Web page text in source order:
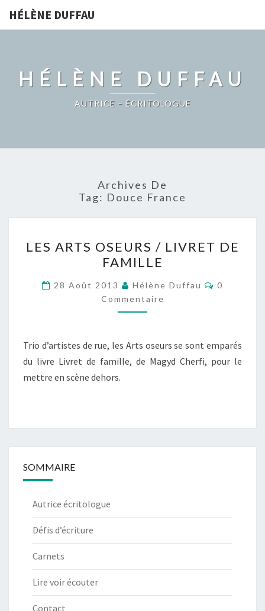
HÉLÈNE DUFFAU
HÉLÈNE DUFFAU
AUTRICE – ÉCRITOLOGUE
Archives De
Tag: Douce France
ARTS
OSEURS
/
LIVRET
DE
LES ARTS OSEURS / LIVRET DE
FAMILLE
28 Août 2013 Hélène Duffau
0
Commentaire
Trio d’artistes de rue, les Arts oseurs se sont emparés
du livre Livret de famille, de Magyd Cherfi, pour le
mettre en scène dehors.
SOMMAIRE
Autrice écritologue
Défis d’écriture
Carnets
Lire voir écouter
Contact